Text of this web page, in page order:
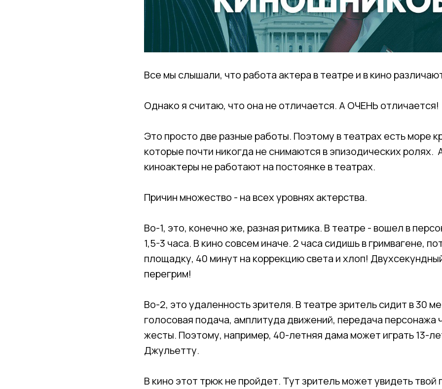
Все мы слышали, что работа актера в театре и в кино
Однако я считаю, что она не отличается. А ОЧЕНЬ отличается!
Это просто две разные работы. Поэтому в театрах есть море
которые почти никогда не снимаются в эпизодических ролях.
киноактеры не работают на постоянке в театрах.
Причин множество - на всех уровнях актерства.
Во-1, это, конечно же, разная ритмика. В театре - вошел в
1,5-3 часа. В кино совсем иначе. 2 часа сидишь в гримвагене,
площадку, 40 минут на коррекцию света и хлоп!
перегрим!
Во-2, это удаленность зрителя. В театре зритель сидит в 30
голосовая подача, амплитуда движений, передача персонажа
жесты. Поэтому, например, 40-летняя дама может играть 13-
Джульетту.
В кино этот трюк не пройдет. Тут зритель может увидеть твой